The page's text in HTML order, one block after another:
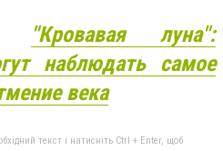
"Кровавая луна":
наблюдать самое
века
текст і натисніть Ctrl + Enter, щоб